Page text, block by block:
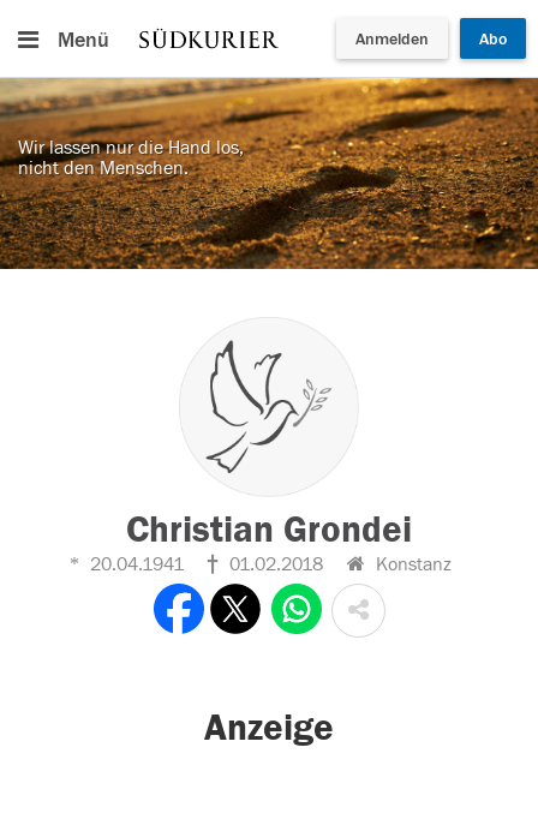
Menü Anmelden Abo
Wir lassen nur die Hand los,
nicht den Menschen.
Christian Grondei
20.04.1941 01.02.2018 Konstanz
Anzeige